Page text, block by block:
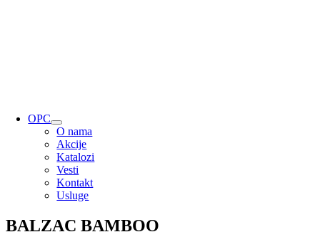
OPC
O nama
Akcije
Katalozi
Vesti
Kontakt
Usluge
BALZAC BAMBOO